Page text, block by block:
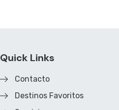
Quick Links
Contacto
Destinos Favoritos